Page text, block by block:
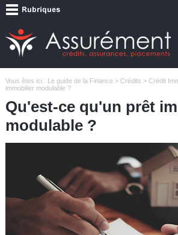
Vous êtes ici : Le guide de la Finance> Crédits > Crédit
immobilier modulable ?
Qu'est-ce qu'un prêt
modulable ?